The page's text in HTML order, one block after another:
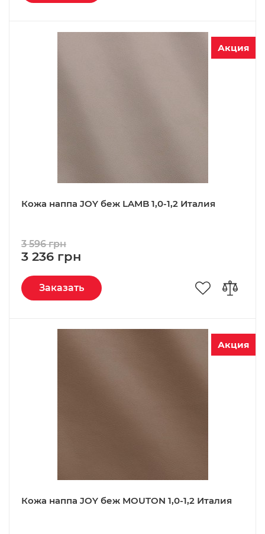
Акция
Кожа наппа JOY беж LAMB 1,0-1,2 Италия
3 236 грн
3 596 грн
Заказать
Акция
Кожа наппа JOY беж MOUTON 1,0-1,2 Италия